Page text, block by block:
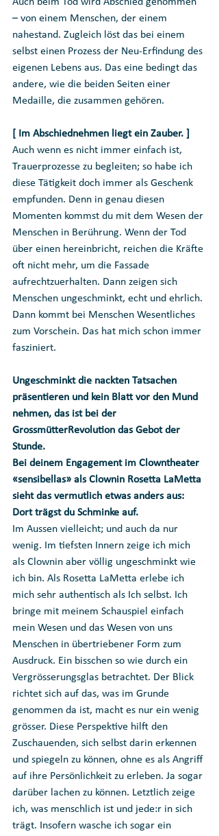
Auch beim Tod wird Abschied genommen
– von einem Menschen, der einem
nahestand. Zugleich löst das bei einem
selbst einen Prozess der Neu-Erfindung des
eigenen Lebens aus. Das eine bedingt das
andere, wie die beiden Seiten einer
Medaille, die zusammen gehören.
[ Im Abschiednehmen liegt ein Zauber. ]
Auch wenn es nicht immer einfach ist,
Trauerprozesse zu begleiten; so habe ich
diese Tätigkeit doch immer als Geschenk
empfunden. Denn in genau diesen
Momenten kommst du mit dem Wesen der
Menschen in Berührung. Wenn der Tod
über einen hereinbricht, reichen die Kräfte
oft nicht mehr, um die Fassade
aufrechtzuerhalten. Dann zeigen sich
Menschen ungeschminkt, echt und ehrlich.
Dann kommt bei Menschen Wesentliches
zum Vorschein. Das hat mich schon immer
fasziniert.
Ungeschminkt die nackten Tatsachen
präsentieren und kein Blatt vor den Mund
nehmen, das ist bei der
GrossmütterRevolution das Gebot der
Stunde.
Bei deinem Engagement im Clowntheater
«sensibellas» als Clownin Rosetta LaMetta
sieht das vermutlich etwas anders aus:
Dort trägst du Schminke auf.
Im Aussen vielleicht; und auch da nur
wenig. Im tiefsten Innern zeige ich mich
als Clownin aber völlig ungeschminkt wie
ich bin. Als Rosetta LaMetta erlebe ich
mich sehr authentisch als Ich selbst. Ich
bringe mit meinem Schauspiel einfach
mein Wesen und das Wesen von uns
Menschen in übertriebener Form zum
Ausdruck. Ein bisschen so wie durch ein
Vergrösserungsglas betrachtet. Der Blick
richtet sich auf das, was im Grunde
genommen da ist, macht es nur ein wenig
grösser. Diese Perspektive hilft den
Zuschauenden, sich selbst darin erkennen
und spiegeln zu können, ohne es als Angriff
auf ihre Persönlichkeit zu erleben. Ja sogar
darüber lachen zu können. Letztlich zeige
ich, was menschlich ist und jede:r in sich
trägt. Insofern wasche ich sogar ein